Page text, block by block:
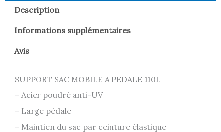
Description
Informations supplémentaires
Avis
SUPPORT SAC MOBILE A PEDALE 110L
– Acier poudré anti-UV
– Large pédale
– Maintien du sac par ceinture élastique